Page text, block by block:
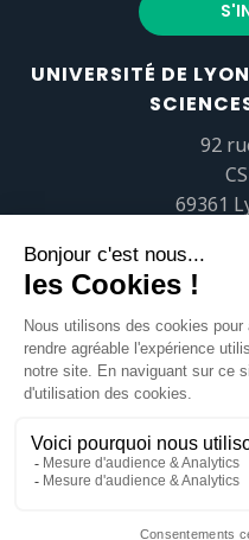
UNIVERSITÉ DE
92
69361
Tél.+33
https://